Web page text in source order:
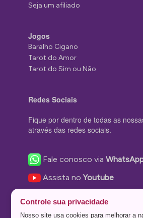
Seja um afiliado
Jogos
Baralho Cigano
Tarot do Amor
Tarot do Sim ou Não
Redes Sociais
Fique por dentro de todas as
através das redes sociais.
Fale conosco via
Assista noYoutube
Nos siga no Instagram
Controle sua privacidade
Nosso site usa cookies para melhorar a